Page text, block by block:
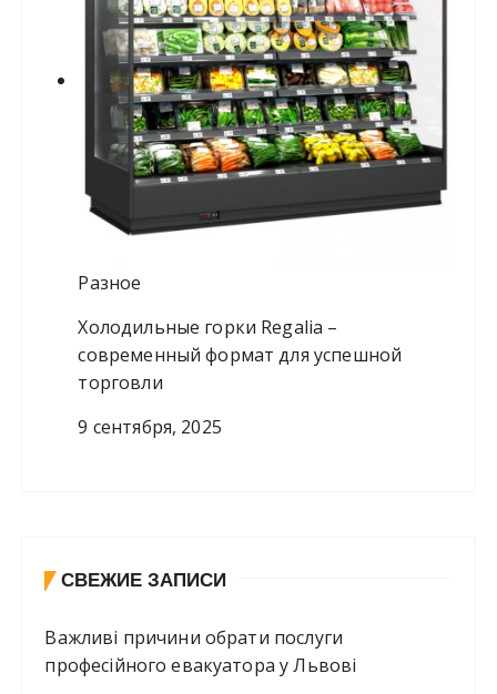
Разное
Холодильные горки Regalia –
современный формат для успешной
торговли
9 сентября, 2025
СВЕЖИЕ ЗАПИСИ
Важливі причини обрати послуги
професійного евакуатора у Львові